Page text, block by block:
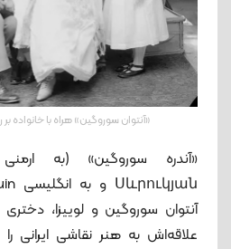
«آنتوان سوروگین» هراه با خانواده
آنتوان سوروگین و لوییزا، دختری
علاقه‌اش به هنر نقاشی ایرانی